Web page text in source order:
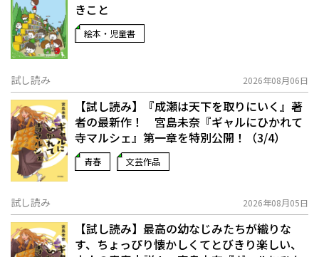
きこと
絵本・児童書
試し読み 2026年08月06日
【試し読み】『成瀬は天下を取りにいく』著
者の最新作！ 宮島未奈『ギャルにひかれて
寺マルシェ』第一章を特別公開！（3/4）
青春 文芸作品
試し読み 2026年08月05日
【試し読み】最高の幼なじみたちが織りな
す、ちょっぴり懐かしくてとびきり楽しい、